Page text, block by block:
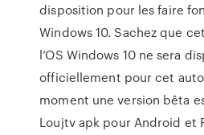
disposition pour les faire
Windows 10. Sachez que
l’OS Windows 10 ne sera
officiellement pour cet
moment une version bêta
Loujtv apk pour Android et